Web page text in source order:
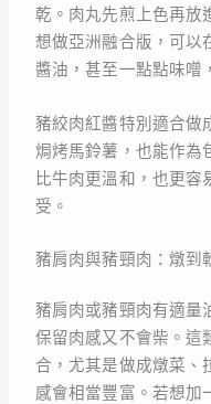
乾。肉丸先煎上色再放
想做亞洲融合版，可以
醬油，甚至一點點味噌
豬絞肉紅醬特別適合做
焗烤馬鈴薯，也能作為
比牛肉更溫和，也更容
受。
豬肩肉與豬頸肉：燉到
豬肩肉或豬頸肉有適量
保留肉感又不會柴。這
合，尤其是做成燉菜、
感會相當豐富。若想加